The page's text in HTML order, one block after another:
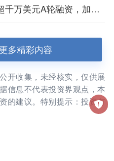
千万美元A轮融资，加速
多精彩内容
开收集，未经核实，仅供展
信息不代表投资界观点，本
的建议。特别提示：投资有